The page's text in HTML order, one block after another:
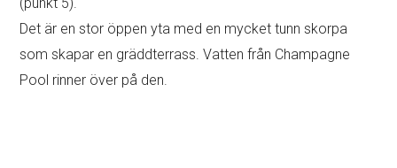
(punkt 5).
Det är en stor öppen yta med en mycket tunn skorpa
som skapar en gräddterrass. Vatten från Champagne
Pool rinner över på den.